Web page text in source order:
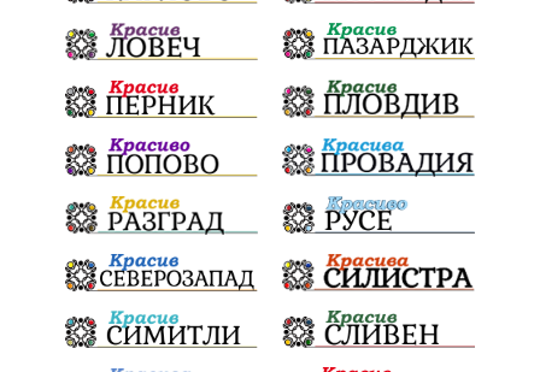
Дарителска кампания дело подкрепа
театър Българска армия Георги Парцалев
Радостин Василев Регионална библиотека
„Христо Смирненски“ напояване
ВиК Плевен Андрей Гюров Тръстеник